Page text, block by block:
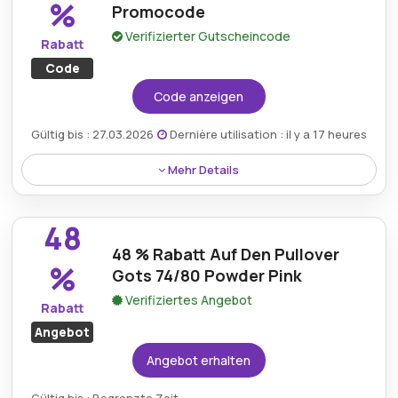
Versandkosten zu sparen.
%
Rabatt
Code
Promocode
Verifizierter Gutscheincode
Code anzeigen
Gültig bis : 27.03.2026 Dernière utilisation : il y a 17 heures
Mehr Details
Profitieren Sie von 10 % Rabatt, indem Sie einen
Aktionscode von Babyshop.de verwenden. Damit
haben Kunden die Möglichkeit, bei Premium-
Babyprodukten zu sparen, darunter Kleidung,
Accessoires und Essentials, die das Elternsein
bequemer und erschwinglicher machen.
48
%
Rabatt
Angebot
48 % Rabatt Auf Den Pullover
Gots 74/80 Powder Pink
Verifiziertes Angebot
Angebot erhalten